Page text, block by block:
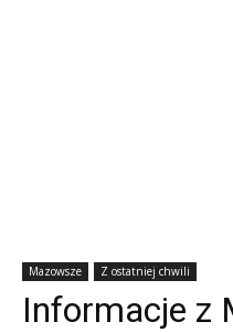
Mazowsze Z ostatniej chwili
Informacje z